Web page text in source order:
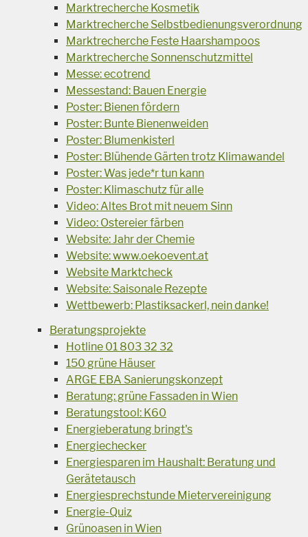
Marktrecherche Kosmetik
Marktrecherche Selbstbedienungsverordnung
Marktrecherche Feste Haarshampoos
Marktrecherche Sonnenschutzmittel
Messe: ecotrend
Messestand: Bauen Energie
Poster: Bienen fördern
Poster: Bunte Bienenweiden
Poster: Blumenkisterl
Poster: Blühende Gärten trotz Klimawandel
Poster: Was jede*r tun kann
Poster: Klimaschutz für alle
Video: Altes Brot mit neuem Sinn
Video: Ostereier färben
Website: Jahr der Chemie
Website: www.oekoevent.at
Website Marktcheck
Website: Saisonale Rezepte
Wettbewerb: Plastiksackerl, nein danke!
Beratungsprojekte
Hotline 01 803 32 32
150 grüne Häuser
ARGE EBA Sanierungskonzept
Beratung: grüne Fassaden in Wien
Beratungstool: K60
Energieberatung bringt's
Energiechecker
Energiesparen im Haushalt: Beratung und
Gerätetausch
Energiesprechstunde Mietervereinigung
Energie-Quiz
Grünoasen in Wien